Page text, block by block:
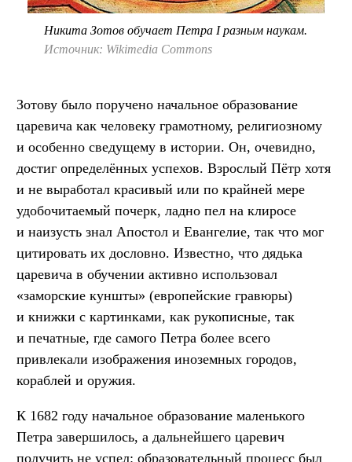
Никита Зотов обучает Петра I разным наукам.
Источник: Wikimedia Commons
Зотову было поручено начальное образование
царевича как человеку грамотному, религиозному
и особенно сведущему в истории. Он, очевидно,
достиг определённых успехов. Взрослый Пётр хотя
и не выработал красивый или по крайней мере
удобочитаемый почерк, ладно пел на клиросе
и наизусть знал Апостол и Евангелие, так что мог
цитировать их дословно. Известно, что дядька
царевича в обучении активно использовал
«заморские куншты» (европейские гравюры)
и книжки с картинками, как рукописные, так
и печатные, где самого Петра более всего
привлекали изображения иноземных городов,
кораблей и оружия.
К 1682 году начальное образование маленького
Петра завершилось, а дальнейшего царевич
получить не успел: образовательный процесс был